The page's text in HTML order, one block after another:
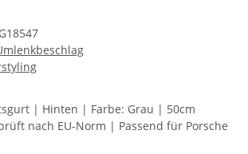
| Hinten | Farbe: Grau | 50cm
nach EU-Norm | Passend für Porsche